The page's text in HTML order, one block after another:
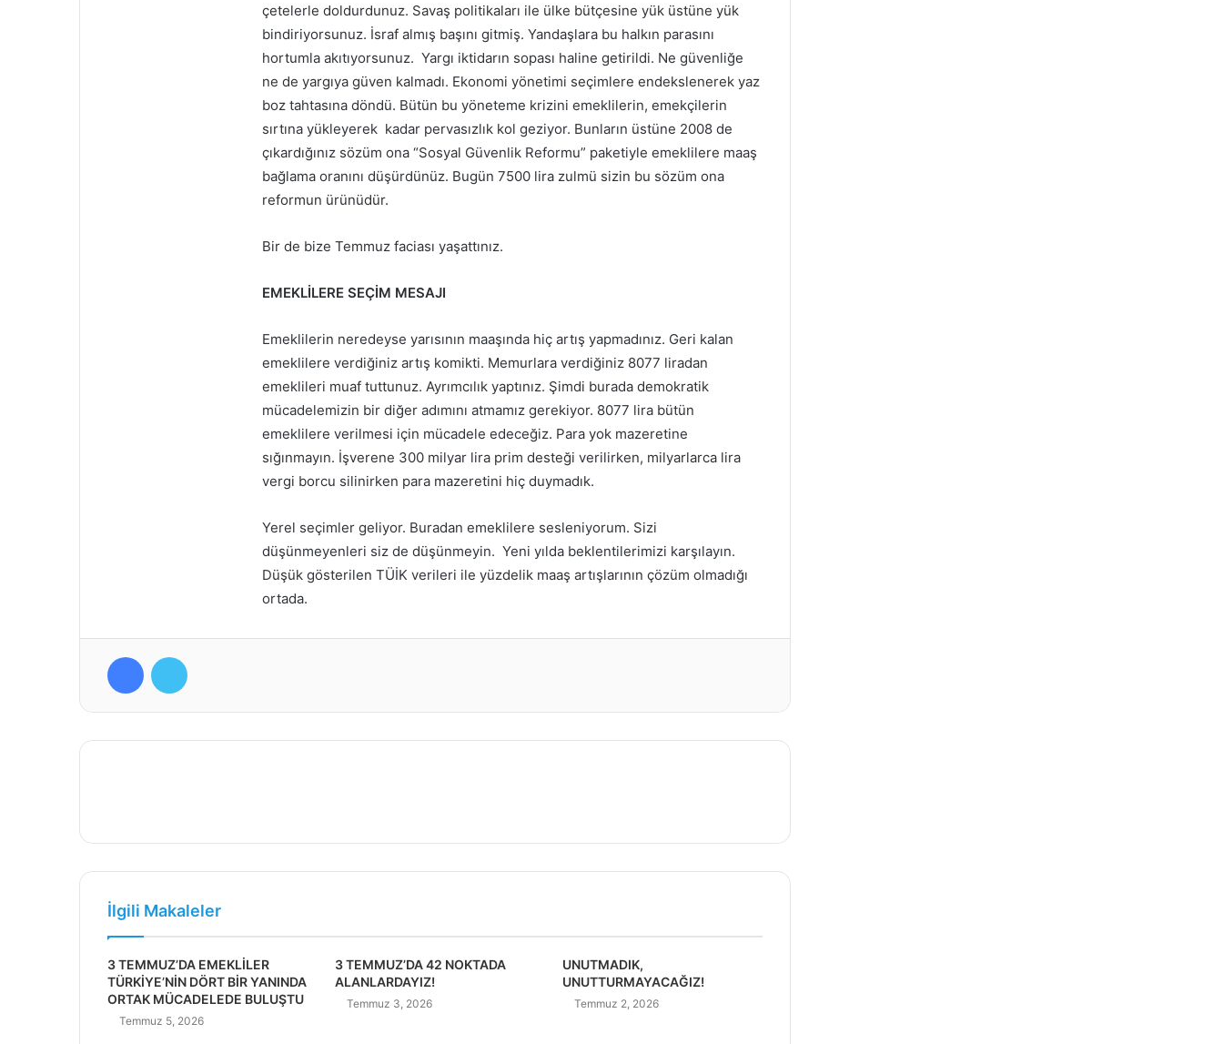
çetelerle doldurdunuz. Savaş politikaları ile ülke bütçesine yük üstüne yük
bindiriyorsunuz. İsraf almış başını gitmiş. Yandaşlara bu halkın parasını
hortumla akıtıyorsunuz. Yargı iktidarın sopası haline getirildi. Ne güvenliğe
ne de yargıya güven kalmadı. Ekonomi yönetimi seçimlere endekslenerek yaz
boz tahtasına döndü. Bütün bu yöneteme krizini emeklilerin, emekçilerin
sırtına yükleyerek kadar pervasızlık kol geziyor. Bunların üstüne 2008 de
çıkardığınız sözüm ona “Sosyal Güvenlik Reformu” paketiyle emeklilere maaş
bağlama oranını düşürdünüz. Bugün 7500 lira zulmü sizin bu sözüm ona
reformun ürünüdür.
Bir de bize Temmuz faciası yaşattınız.
EMEKLİLERE SEÇİM MESAJI
Emeklilerin neredeyse yarısının maaşında hiç artış yapmadınız. Geri kalan
emeklilere verdiğiniz artış komikti. Memurlara verdiğiniz 8077 liradan
emeklileri muaf tuttunuz. Ayrımcılık yaptınız. Şimdi burada demokratik
mücadelemizin bir diğer adımını atmamız gerekiyor. 8077 lira bütün
emeklilere verilmesi için mücadele edeceğiz. Para yok mazeretine
sığınmayın. İşverene 300 milyar lira prim desteği verilirken, milyarlarca lira
vergi borcu silinirken para mazeretini hiç duymadık.
Yerel seçimler geliyor. Buradan emeklilere sesleniyorum. Sizi
düşünmeyenleri siz de düşünmeyin. Yeni yılda beklentilerimizi karşılayın.
Düşük gösterilen TÜİK verileri ile yüzdelik maaş artışlarının çözüm olmadığı
ortada.
İlgili Makaleler
3 TEMMUZ’DA EMEKLİLER
TÜRKİYE’NİN DÖRT BİR YANINDA
ORTAK MÜCADELEDE BULUŞTU
Temmuz 5, 2026
3 TEMMUZ’DA 42 NOKTADA
ALANLARDAYIZ!
Temmuz 3, 2026
UNUTMADIK,
UNUTTURMAYACAĞIZ!
Temmuz 2, 2026